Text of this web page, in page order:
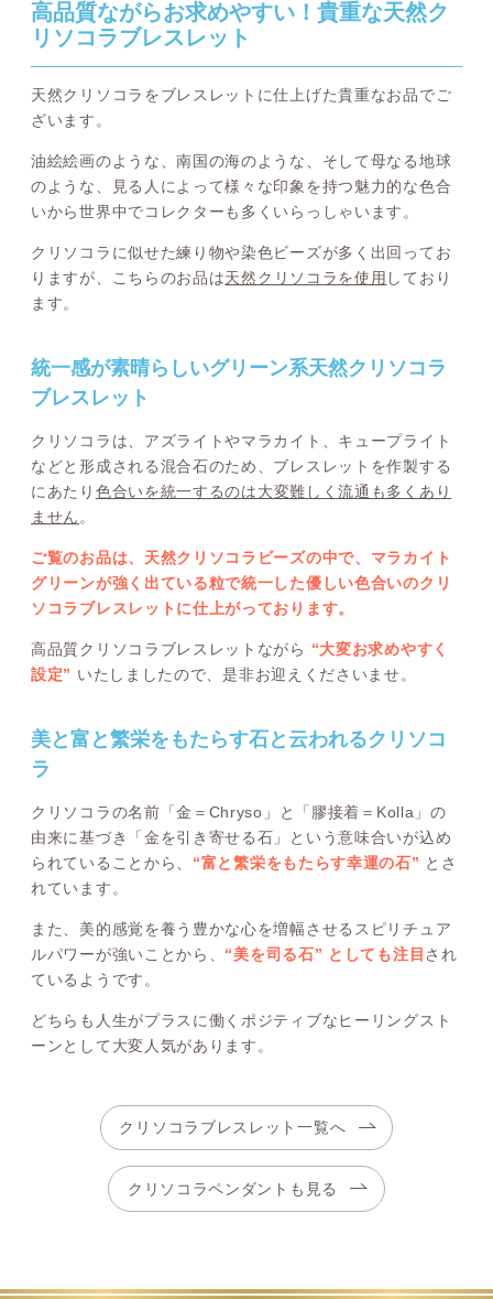
高品質ながらお求めやすい！貴重な天然ク
リソコラブレスレット
天然クリソコラをブレスレットに仕上げた貴重なお品でご
ざいます。
油絵絵画のような、南国の海のような、そして母なる地球
のような、見る人によって様々な印象を持つ魅力的な色合
いから世界中でコレクターも多くいらっしゃいます。
クリソコラに似せた練り物や染色ビーズが多く出回ってお
りますが、こちらのお品は天然クリソコラを使用 しており
ます。
統一感が素晴らしいグリーン系天然クリソコラ
ブレスレット
クリソコラは、アズライトやマラカイト、キュープライト
などと形成される混合石のため、ブレスレットを作製する
にあたり 色合いを統一するのは大変難しく流通も多くあり
ません 。
ご覧のお品は、天然クリソコラビーズの中で、マラカイト
グリーンが強く出ている粒で統一した優しい色合いのクリ
ソコラブレスレットに仕上がっております。
高品質クリソコラブレスレットながら “大変お求めやすく
設定” いたしましたので、是非お迎えくださいませ。
美と富と繁栄をもたらす石と云われるクリソコ
ラ
クリソコラの名前「金＝Chryso」と「膠接着＝Kolla」の
由来に基づき「金を引き寄せる石」という意味合いが込め
られていることから、 “富と繁栄をもたらす幸運の石” とさ
れています。
また、美的感覚を養う豊かな心を増幅させるスピリチュア
ルパワーが強いことから、 “美を司る石” としても注目 され
ているようです。
どちらも人生がプラスに働くポジティブなヒーリングスト
ーンとして大変人気があります。
クリソコラブレスレット一覧へ
クリソコラペンダントも見る